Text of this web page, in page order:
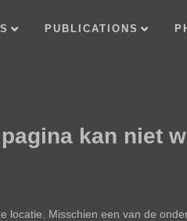
PUBLICATIONS
kan niet
locatie. Misschien een van de